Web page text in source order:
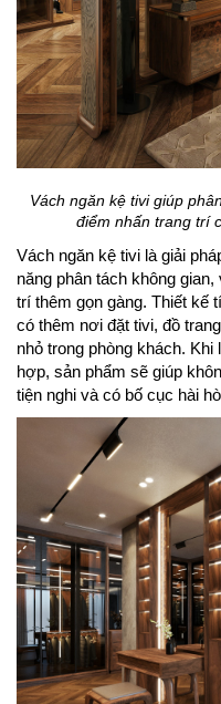
Vách ngăn kệ tivi giúp
điểm nhấn trang trí
Vách ngăn kệ tivi là giải
năng phân tách không
trí thêm gọn gàng. Thiết kế
có thêm nơi đặt tivi, đồ
nhỏ trong phòng khách.
hợp, sản phẩm sẽ giúp
tiện nghi và có bố cục hài